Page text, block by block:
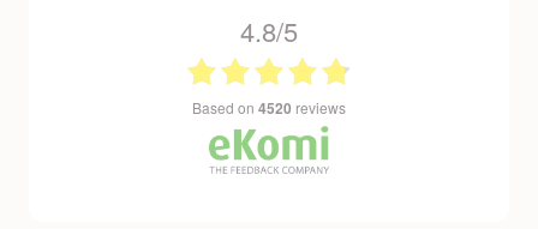
4.8/5
based on 4520 reviews